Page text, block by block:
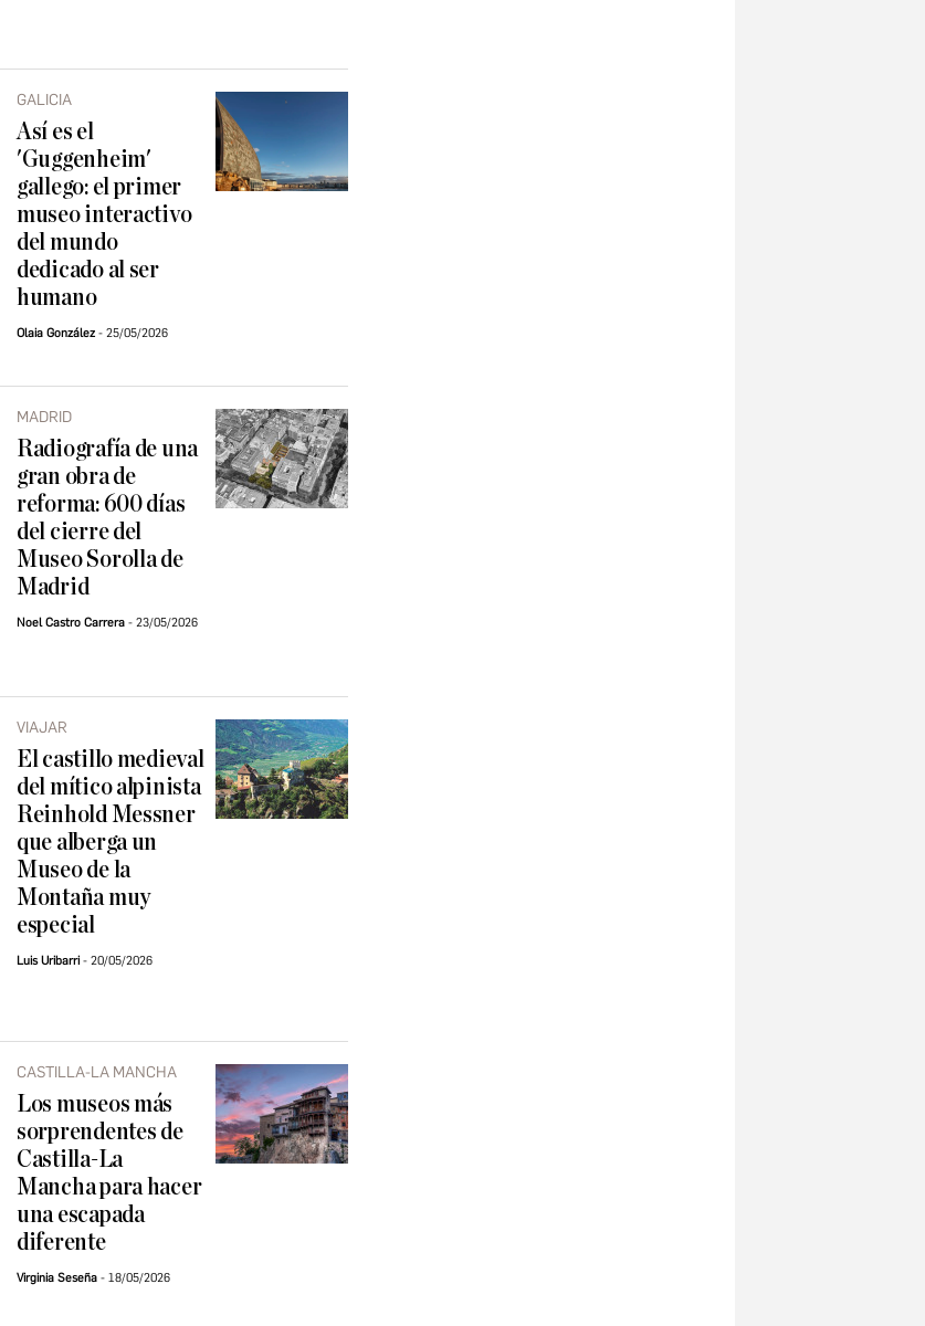
GALICIA
Así es el
'Guggenheim'
gallego: el primer
museo interactivo
del mundo
dedicado al ser
humano
Olaia González 25/05/2026
MADRID
Radiografía de una
gran obra de
reforma: 600 días
del cierre del
Museo Sorolla de
Madrid
Noel Castro Carrera 23/05/2026
VIAJAR
El castillo medieval
del mítico alpinista
Reinhold Messner
que alberga un
Museo de la
Montaña muy
especial
Luis Uribarri 20/05/2026
CASTILLA-LA MANCHA
Los museos más
sorprendentes de
Castilla-La
Mancha para hacer
una escapada
diferente
Virginia Seseña 18/05/2026